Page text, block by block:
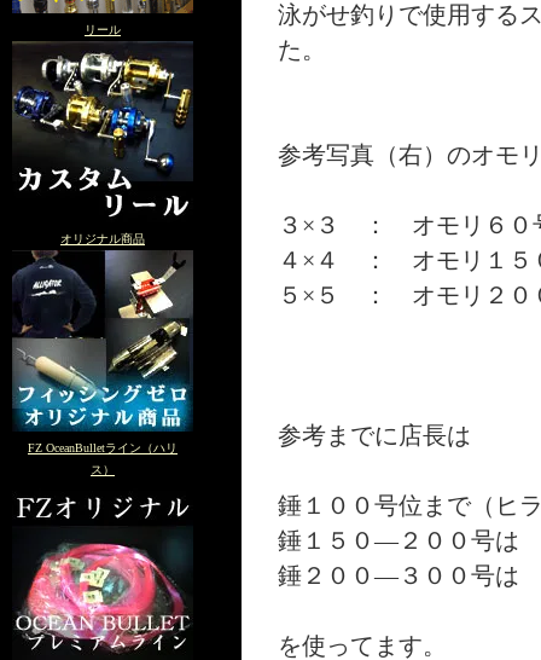
リール
オリジナル商品
FZ OceanBulletライン（ハリ
ス）
泳がせ釣りで使用する
た。
参考写真（右）のオモ
３×３ ： オモリ６０
４×４ ： オモリ１５
５×５ ： オモリ２０
参考までに店長は
錘１００号位まで（ヒ
錘１５０―２００号は
錘２００―３００号は
を使ってます。